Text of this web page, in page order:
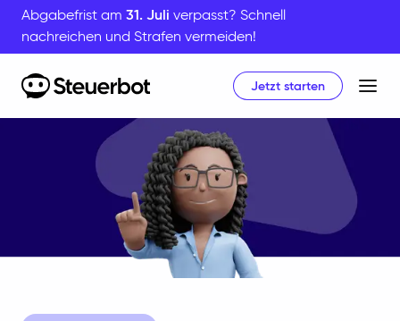
Abgabefrist am 31. Juli verpasst? Schnell
nachreichen und Strafen vermeiden!
Jetzt starten